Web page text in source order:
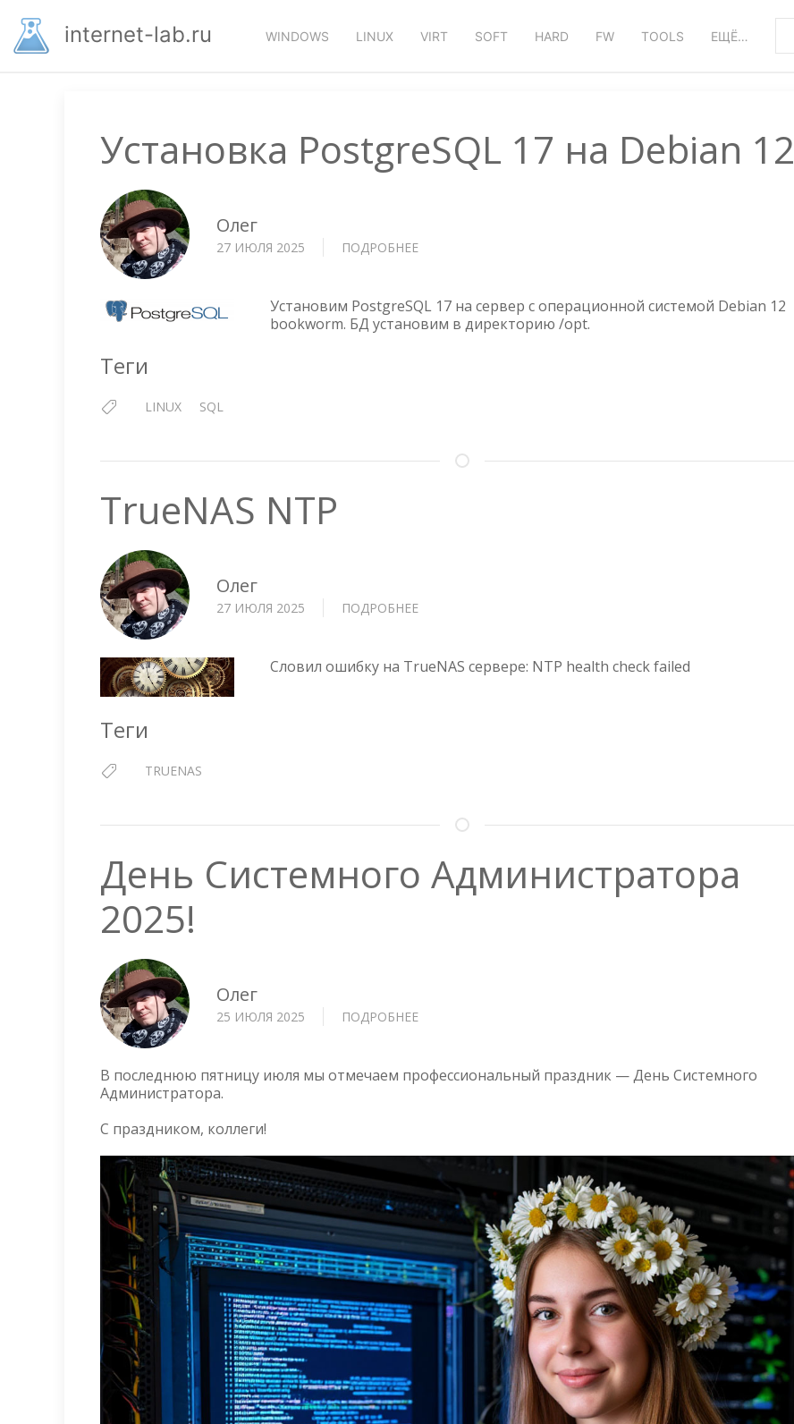
основномуinternet-lab.ru WINDOWS LINUX VIRT SOFT HARD FW TOOLS ЕЩЁ…
Установка PostgreSQL 17 на Debian 12
Олег
27 ИЮЛЯ 2025 ПОДРОБНЕЕ
17
НА
Установим PostgreSQL 17 на сервер с операционной системой Debian 12
bookworm. БД установим в директорию /opt.
Теги
LINUX SQL
TrueNAS NTP
Олег
27 ИЮЛЯ 2025 ПОДРОБНЕЕ
Словил ошибку на TrueNAS сервере: NTP health check failed
Теги
TRUENAS
День Системного Администратора
2025!
Олег
25 ИЮЛЯ 2025 ПОДРОБНЕЕ
АДМИНИСТРАТОРА
В последнюю пятницу июля мы отмечаем профессиональный праздник — День Системного
Администратора.
С праздником, коллеги!